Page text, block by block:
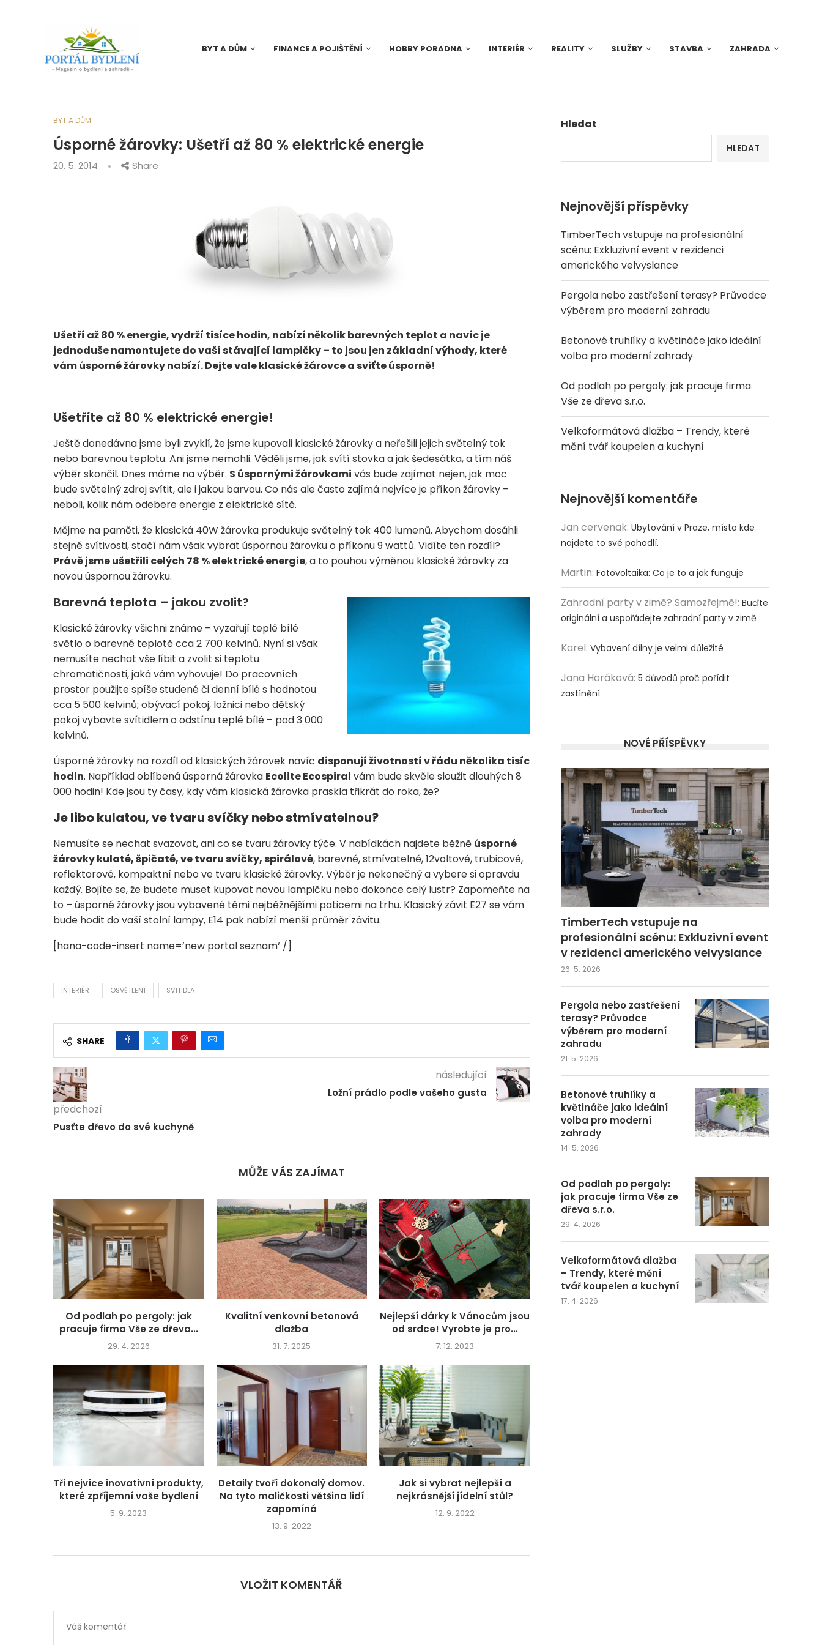
BYT A DŮM FINANCE A POJIŠTĚNÍ HOBBY PORADNA INTERIÉR REALITY SLUŽBY STAVBA ZAHRADA
BYT A DŮM
Úsporné žárovky: Ušetří až 80 % elektrické energie
20. 5. 2014 Share
Ušetří až 80 % energie, vydrží tisíce hodin, nabízí několik barevných teplot a navíc je
jednoduše namontujete do vaší stávající lampičky – to jsou jen základní výhody, které
vám úsporné žárovky nabízí. Dejte vale klasické žárovce a sviťte úsporně!
Ušetříte až 80 % elektrické energie!
Ještě donedávna jsme byli zvyklí, že jsme kupovali klasické žárovky a neřešili jejich světelný tok
nebo barevnou teplotu. Ani jsme nemohli. Věděli jsme, jak svítí stovka a jak šedesátka, a tím náš
výběr skončil. Dnes máme na výběr. S úspornými žárovkami vás bude zajímat nejen, jak moc
bude světelný zdroj svítit, ale i jakou barvou. Co nás ale často zajímá nejvíce je příkon žárovky –
neboli, kolik nám odebere energie z elektrické sítě.
Mějme na paměti, že klasická 40W žárovka produkuje světelný tok 400 lumenů. Abychom dosáhli
stejné svítivosti, stačí nám však vybrat úspornou žárovku o příkonu 9 wattů. Vidíte ten rozdíl?
Právě jsme ušetřili celých 78 % elektrické energie, a to pouhou výměnou klasické žárovky za
novou úspornou žárovku.
Barevná teplota – jakou zvolit?
Klasické žárovky všichni známe – vyzařují teplé bílé
světlo o barevné teplotě cca 2 700 kelvinů. Nyní si však
nemusíte nechat vše líbit a zvolit si teplotu
chromatičnosti, jaká vám vyhovuje! Do pracovních
prostor použijte spíše studené či denní bílé s hodnotou
cca 5 500 kelvinů; obývací pokoj, ložnici nebo dětský
pokoj vybavte svítidlem o odstínu teplé bílé – pod 3 000
kelvinů.
Úsporné žárovky na rozdíl od klasických žárovek navíc disponují životností v řádu několika tisíc
hodin. Například oblíbená úsporná žárovka Ecolite Ecospiral vám bude skvěle sloužit dlouhých 8
000 hodin! Kde jsou ty časy, kdy vám klasická žárovka praskla třikrát do roka, že?
Je libo kulatou, ve tvaru svíčky nebo stmívatelnou?
Nemusíte se nechat svazovat, ani co se tvaru žárovky týče. V nabídkách najdete běžně úsporné
žárovky kulaté, špičaté, ve tvaru svíčky, spirálové, barevné, stmívatelné, 12voltové, trubicové,
reflektorové, kompaktní nebo ve tvaru klasické žárovky. Výběr je nekonečný a vybere si opravdu
každý. Bojíte se, že budete muset kupovat novou lampičku nebo dokonce celý lustr? Zapomeňte na
to – úsporné žárovky jsou vybavené těmi nejběžnějšími paticemi na trhu. Klasický závit E27 se vám
bude hodit do vaší stolní lampy, E14 pak nabízí menší průměr závitu.
[hana-code-insert name=’new portal seznam‘ /]
INTERIÉR OSVĚTLENÍ SVÍTIDLA
SHARE
předchozí
Pusťte dřevo do své kuchyně
následující
Ložní prádlo podle vašeho gusta
MŮŽE VÁS ZAJÍMAT
Od podlah po pergoly: jak
pracuje firma Vše ze dřeva...
29. 4. 2026
Kvalitní venkovní betonová
dlažba
31. 7. 2025
Nejlepší dárky k Vánocům jsou
od srdce! Vyrobte je pro...
7. 12. 2023
Tři nejvíce inovativní produkty,
které zpříjemní vaše bydlení
5. 9. 2023
Detaily tvoří dokonalý domov.
Na tyto maličkosti většina lidí
zapomíná
13. 9. 2022
Jak si vybrat nejlepší a
nejkrásnější jídelní stůl?
12. 9. 2022
VLOŽIT KOMENTÁŘ
Hledat
HLEDAT
Nejnovější příspěvky
TimberTech vstupuje na profesionální
scénu: Exkluzivní event v rezidenci
amerického velvyslance
Pergola nebo zastřešení terasy? Průvodce
výběrem pro moderní zahradu
Betonové truhlíky a květináče jako ideální
volba pro moderní zahrady
Od podlah po pergoly: jak pracuje firma
Vše ze dřeva s.r.o.
Velkoformátová dlažba – Trendy, které
mění tvář koupelen a kuchyní
Nejnovější komentáře
Jan cervenak: Ubytování v Praze, místo kde
najdete to své pohodlí.
Martin: Fotovoltaika: Co je to a jak funguje
Zahradní party v zimě? Samozřejmě!: Buďte
originální a uspořádejte zahradní party v zimě
Karel: Vybavení dílny je velmi důležité
Jana Horáková: 5 důvodů proč pořídit
zastínění
NOVÉ PŘÍSPĚVKY
TimberTech vstupuje na
profesionální scénu: Exkluzivní event
v rezidenci amerického velvyslance
26. 5. 2026
Pergola nebo zastřešení
terasy? Průvodce
výběrem pro moderní
zahradu
21. 5. 2026
Betonové truhlíky a
květináče jako ideální
volba pro moderní
zahrady
14. 5. 2026
Od podlah po pergoly:
jak pracuje firma Vše ze
dřeva s.r.o.
29. 4. 2026
Velkoformátová dlažba
– Trendy, které mění
tvář koupelen a kuchyní
17. 4. 2026